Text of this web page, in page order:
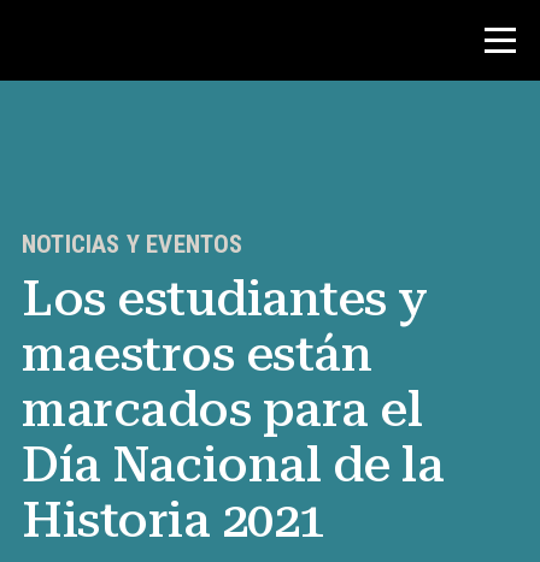
Recursos para maestros
Noticias y Eventos
Acerca de NHD®
Involucrarse
NOTICIAS Y EVENTOS
Los estudiantes y
maestros están
marcados para el
Día Nacional de la
Historia 2021